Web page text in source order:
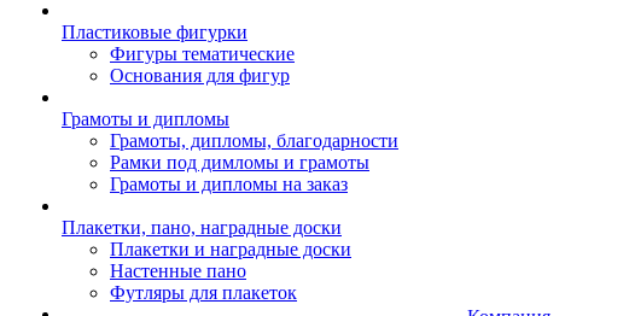
Пластиковые фигурки
Фигуры тематические
Основания для фигур
Грамоты и дипломы
Грамоты, дипломы, благодарности
Рамки под димломы и грамоты
Грамоты и дипломы на заказ
Плакетки, пано, наградные доски
Плакетки и наградные доски
Настенные пано
Футляры для плакеток